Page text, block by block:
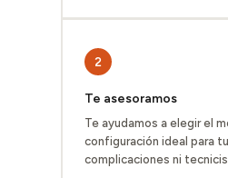
2
Te asesoramos
Te ayudamos a elegir el
configuración ideal para
complicaciones ni